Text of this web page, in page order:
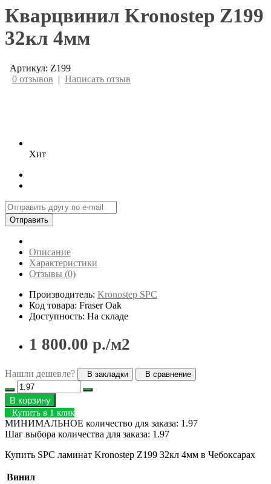
Кварцвинил Kronostep Z199
32кл 4мм
Артикул: Z199
0 отзывов | Написать отзыв
Хит
Отправить
Описание
Характеристики
Отзывы (0)
Производитель: Kronostep SPC
Код товара: Fraser Oak
Доступность: На складе
1 800.00 р./м2
Нашли дешевле? В закладки В сравнение
В корзину
Купить в 1 клик
МИНИМАЛЬНОЕ количество для заказа: 1.97
Шаг выбора количества для заказа: 1.97
Купить SPC ламинат Kronostep Z199 32кл 4мм в Чебоксарах
Винил